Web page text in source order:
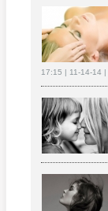
17:15 | 11-14-14 |